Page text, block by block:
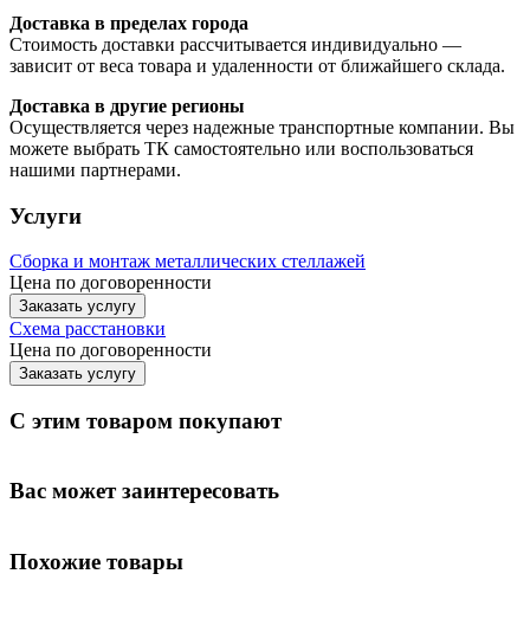
Доставка в пределах города
Стоимость доставки рассчитывается индивидуально —
зависит от веса товара и удаленности от ближайшего склада.
Доставка в другие регионы
Осуществляется через надежные транспортные компании. Вы
можете выбрать ТК самостоятельно или воспользоваться
нашими партнерами.
Услуги
Сборка и монтаж металлических стеллажей
Цена по договоренности
Заказать услугу
Схема расстановки
Цена по договоренности
Заказать услугу
С этим товаром покупают
Вас может заинтересовать
Похожие товары